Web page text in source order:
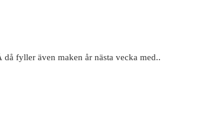
fyller även maken år nästa vecka med..